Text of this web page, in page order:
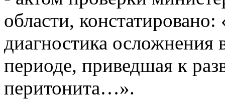
области,
диагностика
периоде, приведшая к
перитонита…».